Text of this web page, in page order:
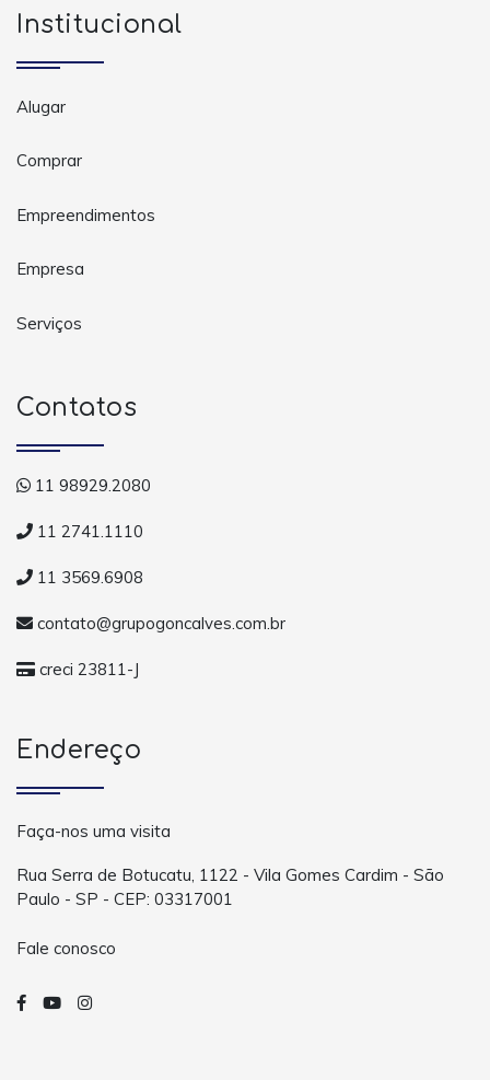
Institucional
Alugar
Comprar
Empreendimentos
Empresa
Serviços
Contatos
11 98929.2080
11 2741.1110
11 3569.6908
contato@grupogoncalves.com.br
creci 23811-J
Endereço
Faça-nos uma visita
Rua Serra de Botucatu, 1122 - Vila Gomes Cardim - São
Paulo - SP - CEP: 03317001
Fale conosco